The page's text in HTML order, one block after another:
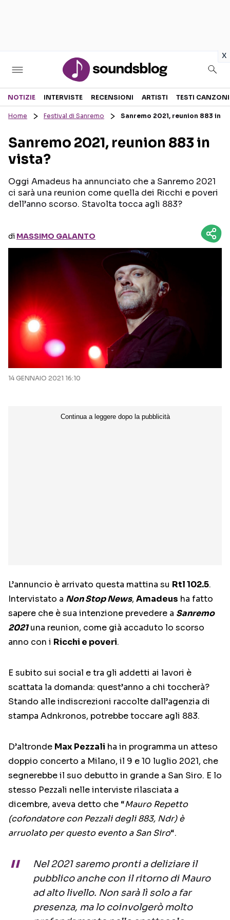
x
Sezioni
RECENSIONI MUSICALI
INTERVISTE
GOSSIP E CURIOSITÀ
TESTI CANZONI
TALENT SHOW
Seguici sui social
NOTIZIE INTERVISTE RECENSIONI ARTISTI TESTI CANZONI
Home Festival di Sanremo Sanremo 2021, reunion 883 in
Sanremo 2021, reunion 883 in
vista?
Oggi Amadeus ha annunciato che a Sanremo 2021
ci sarà una reunion come quella dei Ricchi e poveri
dell’anno scorso. Stavolta tocca agli 883?
di MASSIMO GALANTO
14 GENNAIO 2021 16:10
L’annuncio è arrivato questa mattina su Rtl 102.5.
Intervistato a Non Stop News, Amadeus ha fatto
sapere che è sua intenzione prevedere a Sanremo
2021una reunion, come già accaduto lo scorso
anno con i Ricchi e poveri.
E subito sui social e tra gli addetti ai lavori è
scattata la domanda: quest’anno a chi toccherà?
Stando alle indiscrezioni raccolte dall’agenzia di
stampa Adnkronos, potrebbe toccare agli 883.
D’altronde Max Pezzali ha in programma un atteso
doppio concerto a Milano, il 9 e 10 luglio 2021, che
segnerebbe il suo debutto in grande a San Siro. E lo
stesso Pezzali nelle interviste rilasciata a
dicembre, aveva detto che “Mauro Repetto
(cofondatore con Pezzali degli 883, Ndr) è
arruolato per questo evento a San Siro“.
Nel 2021 saremo pronti a deliziare il
pubblico anche con il ritorno di Mauro
ad alto livello. Non sarà lì solo a far
presenza, ma lo coinvolgerò molto